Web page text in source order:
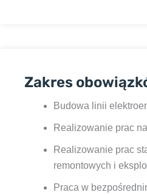
Zakres
Budowa linii
Realizowanie prac
Realizowanie prac
remontowych i
Praca w